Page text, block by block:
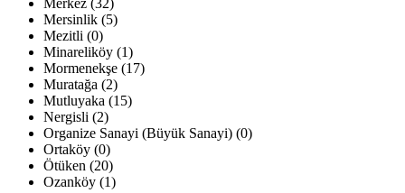
Merkez (32)
Mersinlik (5)
Mezitli (0)
Minareliköy (1)
Mormenekşe (17)
Muratağa (2)
Mutluyaka (15)
Nergisli (2)
Organize Sanayi (Büyük Sanayi) (0)
Ortaköy (0)
Ötüken (20)
Ozanköy (1)